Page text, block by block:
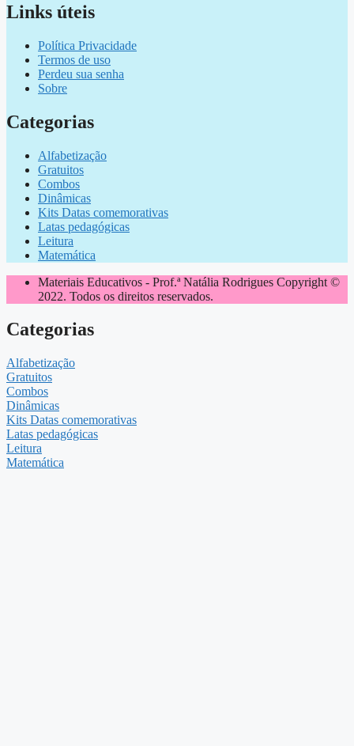
Links úteis
Política Privacidade
Termos de uso
Perdeu sua senha
Sobre
Categorias
Alfabetização
Gratuitos
Combos
Dinâmicas
Kits Datas comemorativas
Latas pedagógicas
Leitura
Matemática
Materiais Educativos - Prof.ª Natália Rodrigues Copyright ©
2022. Todos os direitos reservados.
Categorias
Alfabetização
Gratuitos
Combos
Dinâmicas
Kits Datas comemorativas
Latas pedagógicas
Leitura
Matemática